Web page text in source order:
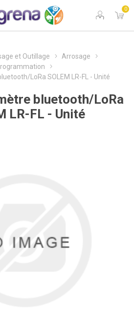
0
et Outillage
Arrosage
LoRa SOLEM LR-FL - Unité
bluetooth/LoRa
LR-FL - Unité